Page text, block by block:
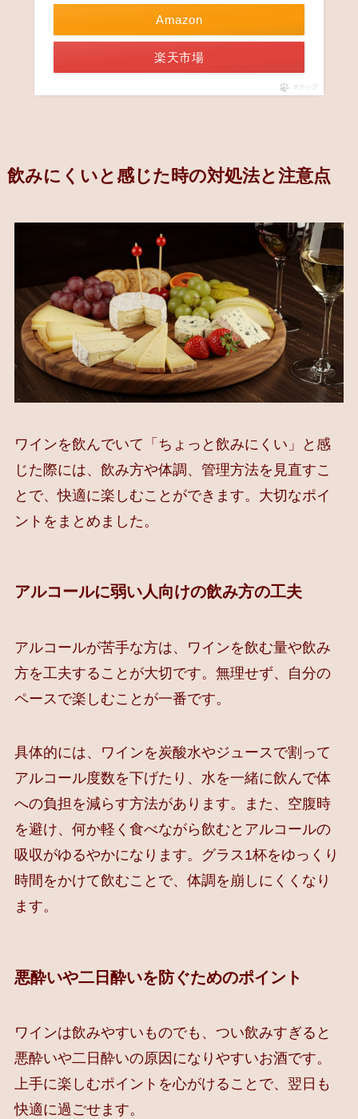
Amazon
楽天市場
ポチップ
飲みにくいと感じた時の対処法と注意点
ワインを飲んでいて「ちょっと飲みにくい」と感
じた際には、飲み方や体調、管理方法を見直すこ
とで、快適に楽しむことができます。大切なポイ
ントをまとめました。
アルコールに弱い人向けの飲み方の工夫
アルコールが苦手な方は、ワインを飲む量や飲み
方を工夫することが大切です。無理せず、自分の
ペースで楽しむことが一番です。
具体的には、ワインを炭酸水やジュースで割って
アルコール度数を下げたり、水を一緒に飲んで体
への負担を減らす方法があります。また、空腹時
を避け、何か軽く食べながら飲むとアルコールの
吸収がゆるやかになります。グラス1杯をゆっくり
時間をかけて飲むことで、体調を崩しにくくなり
ます。
悪酔いや二日酔いを防ぐためのポイント
ワインは飲みやすいものでも、つい飲みすぎると
悪酔いや二日酔いの原因になりやすいお酒です。
上手に楽しむポイントを心がけることで、翌日も
快適に過ごせます。